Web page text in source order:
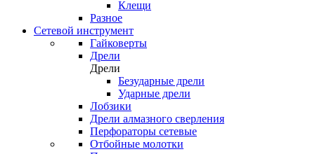
Клещи
Разное
Сетевой инструмент
Гайковерты
Дрели
Дрели
Безударные дрели
Ударные дрели
Лобзики
Дрели алмазного сверления
Перфораторы сетевые
Отбойные молотки